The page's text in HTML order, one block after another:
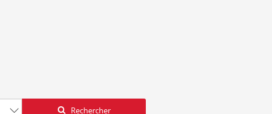
Latitude
Longitude Rechercher